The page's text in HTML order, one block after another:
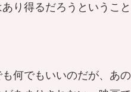
り得るだろうということ
何でもいいのだが、あ